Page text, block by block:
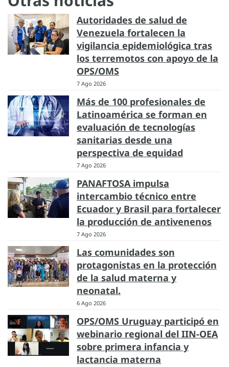
Autoridades de salud de
Venezuela fortalecen la
vigilancia epidemiológica tras
los terremotos con apoyo de la
OPS/OMS
7 Ago 2026
Más de 100 profesionales de
Latinoamérica se forman en
evaluación de tecnologías
sanitarias desde una
perspectiva de equidad
7 Ago 2026
PANAFTOSA impulsa
intercambio técnico entre
Ecuador y Brasil para fortalecer
la producción de antivenenos
7 Ago 2026
Las comunidades son
protagonistas en la protección
de la salud materna y
neonatal.
6 Ago 2026
OPS/OMS Uruguay participó en
webinario regional del IIN-OEA
sobre primera infancia y
lactancia materna